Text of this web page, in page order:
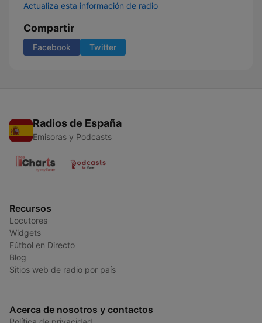
Actualiza esta información de radio
Compartir
Facebook Twitter
Radios de España
Emisoras y Podcasts
Recursos
Locutores
Widgets
Fútbol en Directo
Blog
Sitios web de radio por país
Acerca de nosotros y contactos